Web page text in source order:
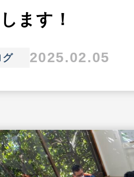
ます！
グ 2025.02.05